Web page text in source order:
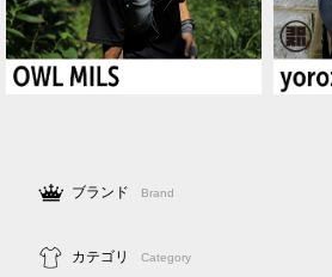
ブランド Brand
カテゴリ Category